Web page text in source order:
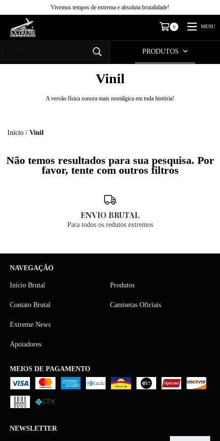
Vivemos tempos de extrema e absoluta brutalidade!
0 MENU
PRODUTOS
Vinil
A versão física sonora mais nostálgica em toda história!
Início / Vinil
Não temos resultados para sua pesquisa. Por
favor, tente com outros filtros
ENVIO BRUTAL
Para todos os redutos extremos
NAVEGAÇÃO
Início Brutal Produtos
Contato Brutal Camisetas Oficiais
Extreme News
Apoiadores
MEIOS DE PAGAMENTO
NEWSLETTER